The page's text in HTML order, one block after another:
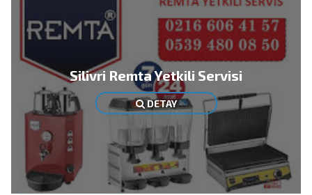
Silivri Remta Yetkili Servisi
DETAY